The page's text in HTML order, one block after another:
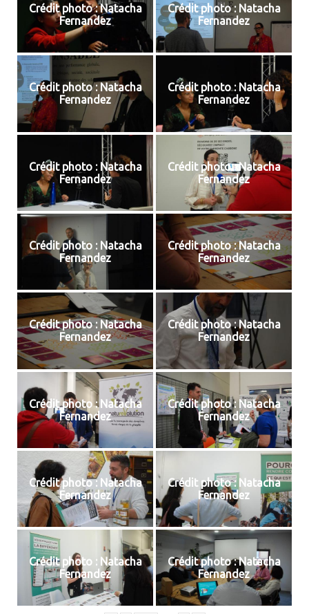
Crédit photo : Natacha
Fernandez
Crédit photo : Natacha
Fernandez
Crédit photo : Natacha
Fernandez
Crédit photo : Natacha
Fernandez
Crédit photo : Natacha
Fernandez
Crédit photo : Natacha
Fernandez
Crédit photo : Natacha
Fernandez
Crédit photo : Natacha
Fernandez
Crédit photo : Natacha
Fernandez
Crédit photo : Natacha
Fernandez
Crédit photo : Natacha
Fernandez
Crédit photo : Natacha
Fernandez
Crédit photo : Natacha
Fernandez
Crédit photo : Natacha
Fernandez
Crédit photo : Natacha
Fernandez
Crédit photo : Natacha
Fernandez